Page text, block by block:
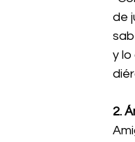
de
y lo
2.